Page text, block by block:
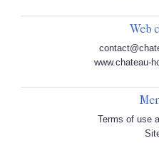
Web
www.chateau-
Terms of use